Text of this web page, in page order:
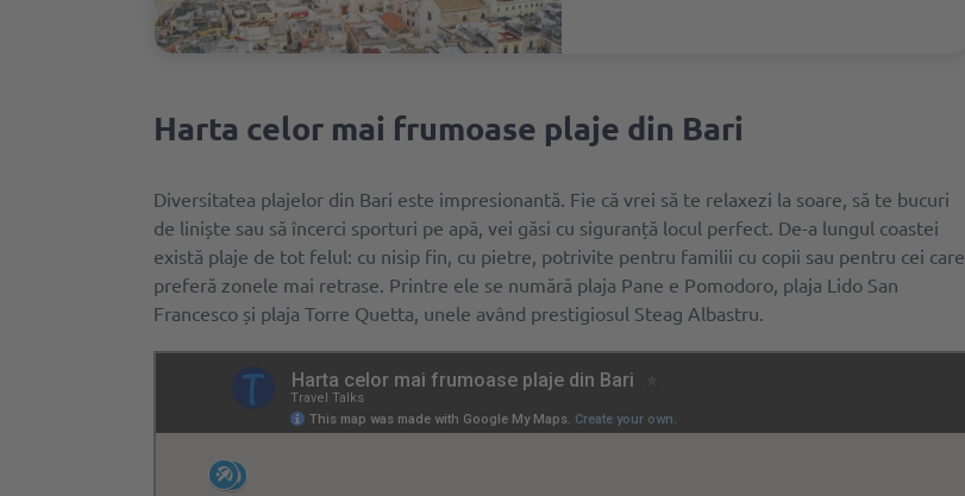
Harta celor mai frumoase plaje din Bari
Diversitatea plajelor din Bari este impresionantă. Fie că vrei să te relaxezi la soare, să te bucuri
de liniște sau să încerci sporturi pe apă, vei găsi cu siguranță locul perfect. De-a lungul coastei
există plaje de tot felul: cu nisip fin, cu pietre, potrivite pentru familii cu copii sau pentru cei care
preferă zonele mai retrase. Printre ele se numără plaja Pane e Pomodoro, plaja Lido San
Francesco și plaja Torre Quetta, unele având prestigiosul Steag Albastru.